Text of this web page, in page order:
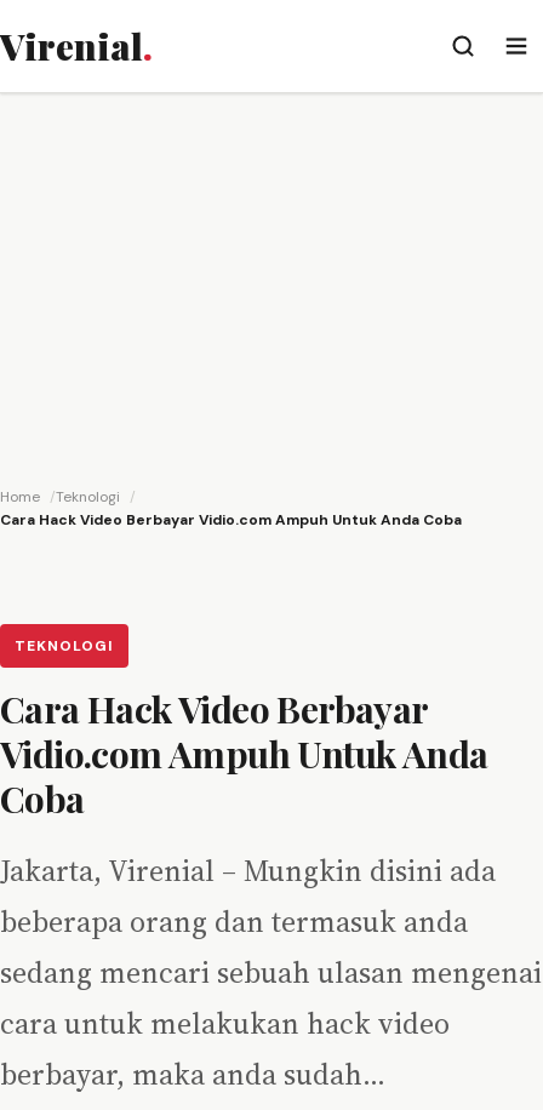
Virenial.
Home
Teknologi
Cara Hack Video Berbayar Vidio.com Ampuh Untuk Anda Coba
TEKNOLOGI
Cara Hack Video Berbayar
Vidio.com Ampuh Untuk Anda
Coba
Jakarta, Virenial – Mungkin disini ada
beberapa orang dan termasuk anda
sedang mencari sebuah ulasan mengenai
cara untuk melakukan hack video
berbayar, maka anda sudah…